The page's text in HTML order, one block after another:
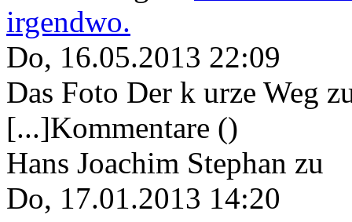
irgendwo.
Do, 16.05.2013 22:09
Das Foto Der k urze Weg
[...]Kommentare ()
Hans Joachim Stephan zu
Do, 17.01.2013 14:20